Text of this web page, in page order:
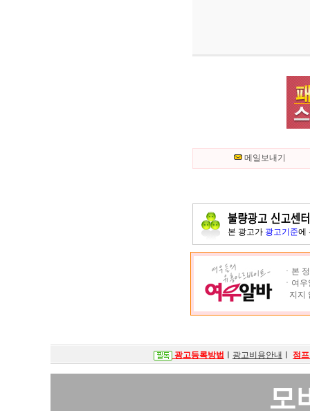
메일보내기
본 광고가 광고기준에
ㆍ본
ㆍ여
지지
광고등록방법 광고비용안내 점
모